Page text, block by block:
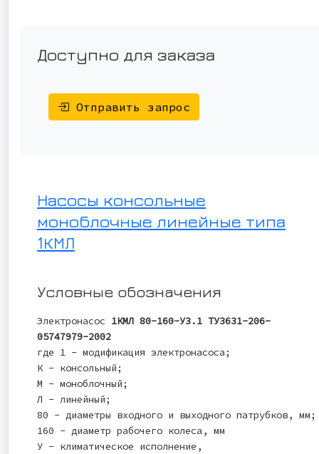
Доступно для заказа
Отправить запрос
Насосы консольные
моноблочные линейные типа
1КМЛ
Условные обозначения
Электронасос 1КМЛ 80-160-У3.1 ТУ3631-206-
05747979-2002
где 1 - модификация электронасоса;
К - консольный;
М - моноблочный;
Л - линейный;
80 - диаметры входного и выходного патрубков, мм;
160 - диаметр рабочего колеса, мм
У - климатическое исполнение,